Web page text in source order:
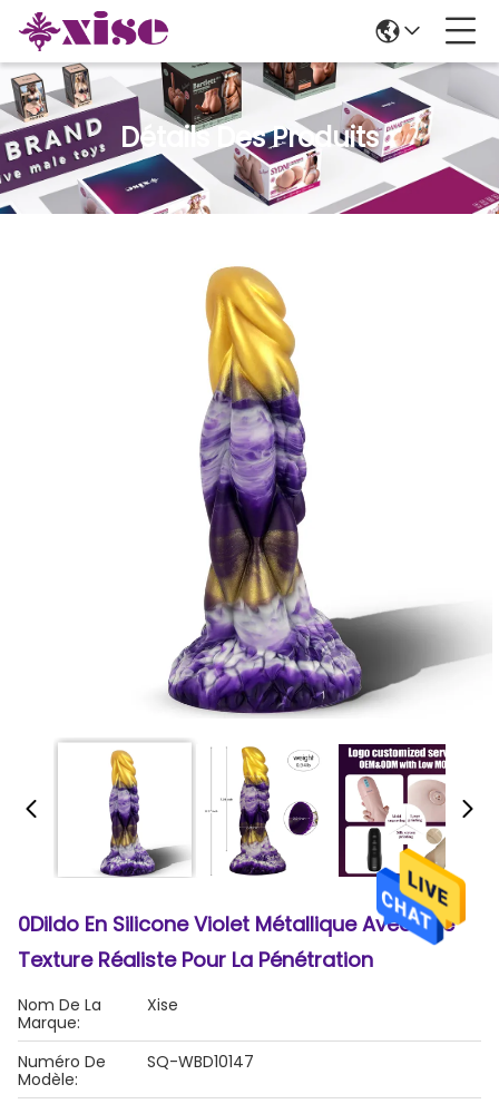
Détails Des Produits
0Dildo En Silicone Violet Métallique Avec Une
Texture Réaliste Pour La Pénétration
Nom De La
Marque:
Xise
Numéro De
Modèle:
SQ-WBD10147